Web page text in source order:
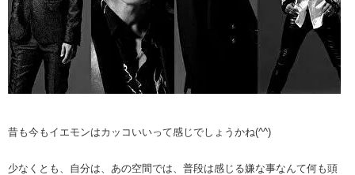
昔も今もイエモンはカッコいいって感じでしょうかね(^^)
少なくとも、自分は、あの空間では、普段は感じる嫌な事なんて何も頭